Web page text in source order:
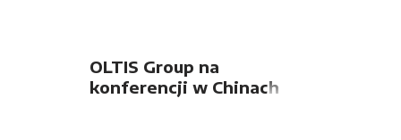
OLTIS Group na
konferencji w Chinach